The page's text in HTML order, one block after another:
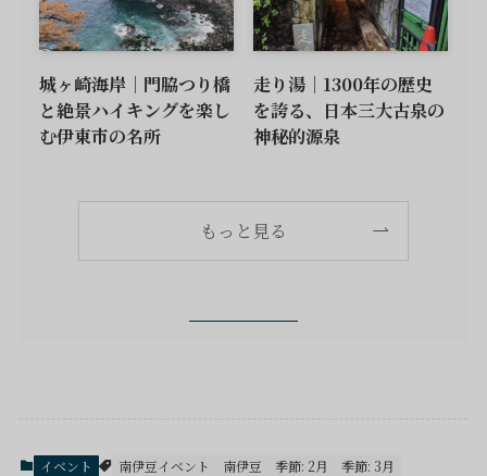
城ヶ崎海岸｜門脇つり橋
と絶景ハイキングを楽し
む伊東市の名所
走り湯｜1300年の歴史
を誇る、日本三大古泉の
神秘的源泉
もっと見る
イベント 南伊豆イベント 南伊豆 季節: 2月 季節: 3月